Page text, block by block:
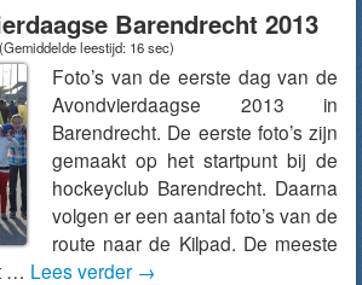
Barendrecht 2013
(Gemiddelde leestijd: 16 sec)
Foto’s van de eerste dag van de
Avondvierdaagse 2013 in
Barendrecht. De eerste foto’s zijn
gemaakt op het startpunt bij de
hockeyclub Barendrecht. Daarna
volgen er een aantal foto’s van de
route naar de Kilpad. De meeste
… Lees verder →